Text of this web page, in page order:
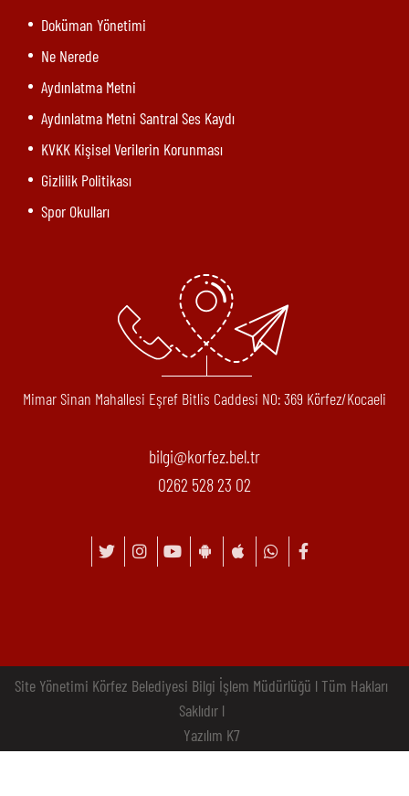
Doküman Yönetimi
Ne Nerede
Aydınlatma Metni
Aydınlatma Metni Santral Ses Kaydı
KVKK Kişisel Verilerin Korunması
Gizlilik Politikası
Spor Okulları
Mimar Sinan Mahallesi Eşref Bitlis Caddesi N0: 369 Körfez/Kocaeli
bilgi@korfez.bel.tr
0262 528 23 02
Site Yönetimi Körfez Belediyesi Bilgi İşlem Müdürlüğü l Tüm Hakları
Saklıdır l
Yazılım K7